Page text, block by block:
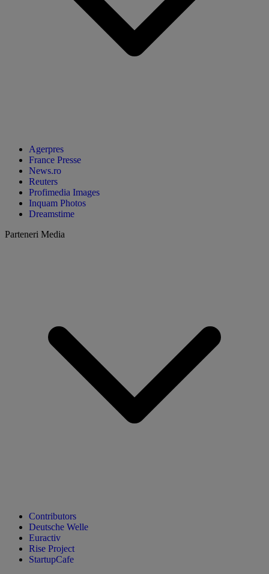
Agerpres
France Presse
News.ro
Reuters
Profimedia Images
Inquam Photos
Dreamstime
Parteneri Media
Contributors
Deutsche Welle
Euractiv
Rise Project
StartupCafe